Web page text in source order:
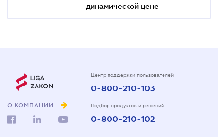
динамической цене
О КОМПАНИИ
Центр поддержки пользователей
0-800-210-103
Подбор продуктов и решений
0-800-210-102